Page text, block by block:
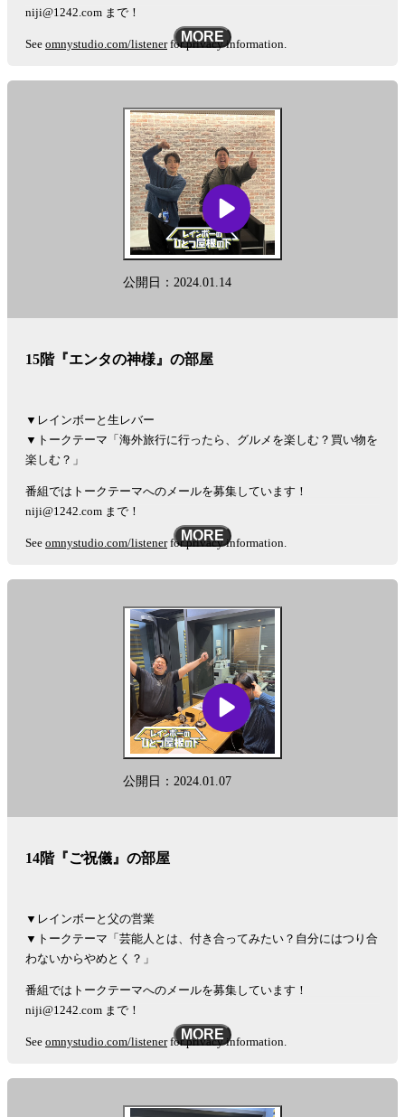
niji@1242.com まで！
See omnystudio.com/listenerfor privacy information.
MORE
公開日：2024.01.14
15階『エンタの神様』の部屋
▼レインボーと生レバー
▼トークテーマ「海外旅行に行ったら、グルメを楽しむ？買い物を
楽しむ？」
番組ではトークテーマへのメールを募集しています！
niji@1242.com まで！
See omnystudio.com/listenerfor privacy information.
MORE
公開日：2024.01.07
14階『ご祝儀』の部屋
▼レインボーと父の営業
▼トークテーマ「芸能人とは、付き合ってみたい？自分にはつり合
わないからやめとく？」
番組ではトークテーマへのメールを募集しています！
niji@1242.com まで！
See omnystudio.com/listenerfor privacy information.
MORE